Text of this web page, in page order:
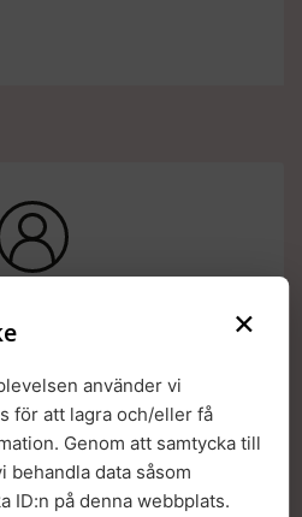
med:
×
använder vi
för att lagra och/eller få
Genom att samtycka till
behandla data såsom
ID:n på denna webbplats.